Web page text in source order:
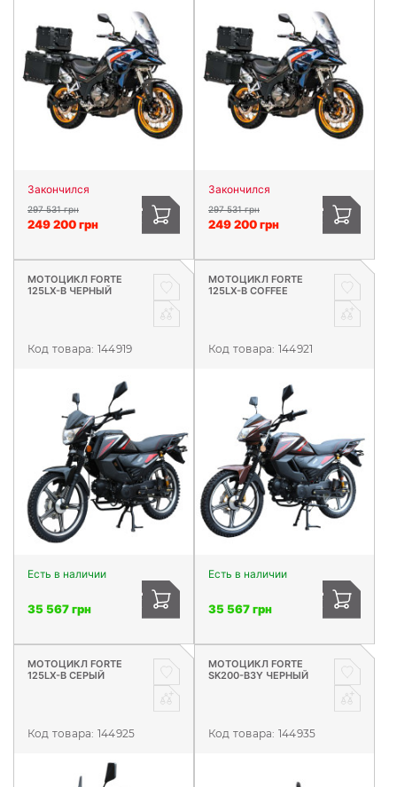
Закончился
297 531 грн
249 200 грн
Закончился
297 531 грн
249 200 грн
МОТОЦИКЛ FORTE
125LX-B ЧЕРНЫЙ
Код товара: 144919
Есть в наличии
35 567 грн
МОТОЦИКЛ FORTE
125LX-B COFFEE
Код товара: 144921
Есть в наличии
35 567 грн
МОТОЦИКЛ FORTE
125LX-B СЕРЫЙ
Код товара: 144925
МОТОЦИКЛ FORTE
SK200-B3Y ЧЕРНЫЙ
Код товара: 144935